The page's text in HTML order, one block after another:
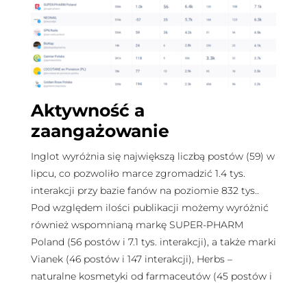
Aktywność a
zaangażowanie
Inglot wyróżnia się największą liczbą postów (59) w
lipcu, co pozwoliło marce zgromadzić 1.4 tys.
interakcji przy bazie fanów na poziomie 832 tys..
Pod względem ilości publikacji możemy wyróżnić
również wspomnianą markę SUPER-PHARM
Poland (56 postów i 7.1 tys. interakcji), a także marki
Vianek (46 postów i 147 interakcji), Herbs –
naturalne kosmetyki od farmaceutów (45 postów i